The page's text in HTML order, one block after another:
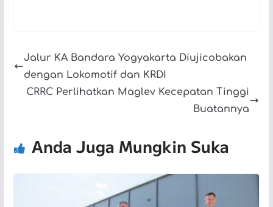
Jalur KA Bandara Yogyakarta Diujicobakan
dengan Lokomotif dan KRDI
CRRC Perlihatkan Maglev Kecepatan Tinggi
Buatannya
Anda Juga Mungkin Suka